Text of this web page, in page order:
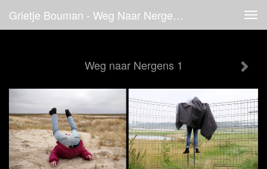
Grietje Bouman - Weg Naar Nergens 1
Weg naar Nergens 1